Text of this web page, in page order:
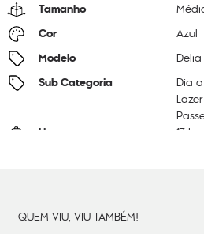
Tamanho
Cor Azul
Modelo Delia
Sub Categoria
Dia
Lazer
Litragem 17 L
QUEM VIU, VIU TAMBÉM!